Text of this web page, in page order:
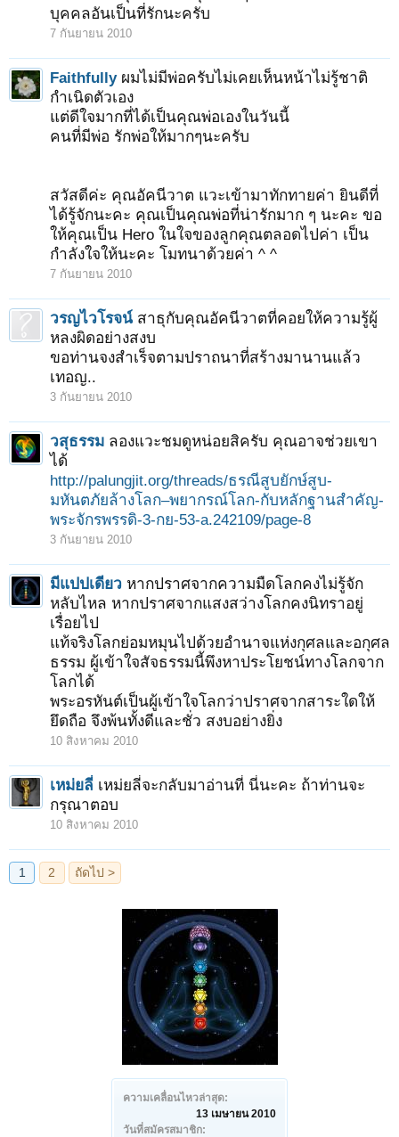
ความเคลื่อนไหวล่าสุด:
13 เมษายน 2010
วันที่สมัครสมาชิก:
บุคคลอันเป็นที่รักนะครับ
7 กันยายน 2010
Faithfully ผมไม่มีพ่อครับไม่เคยเห็นหน้าไม่รู้ชาติ
กำเนิดตัวเอง
แต่ดีใจมากที่ได้เป็นคุณพ่อเองในวันนี้
คนที่มีพ่อ รักพ่อให้มากๆนะครับ
สวัสดีค่ะ คุณอัคนีวาต แวะเข้ามาทักทายค่า ยินดีที่
ได้รู้จักนะคะ คุณเป็นคุณพ่อที่น่ารักมาก ๆ นะคะ ขอ
ให้คุณเป็น Hero ในใจของลูกคุณตลอดไปค่า เป็น
กำลังใจให้นะคะ โมทนาด้วยค่า ^ ^
7 กันยายน 2010
วรญไวโรจน์ สาธุกับคุณอัคนีวาตที่คอยให้ความรู้ผู้
หลงผิดอย่างสงบ
ขอท่านจงสำเร็จตามปราถนาที่สร้างมานานแล้ว
เทอญ..
3 กันยายน 2010
วสุธรรม ลองแวะชมดูหน่อยสิครับ คุณอาจช่วยเขา
ได้
http://palungjit.org/threads/ธรณีสูบยักษ์สูบ-
มหันตภัยล้างโลก–พยากรณ์โลก-กับหลักฐานสำคัญ-
พระจักรพรรดิ-3-กย-53-a.242109/page-8
3 กันยายน 2010
มีแปปเดียว หากปราศจากความมืดโลกคงไม่รู้จัก
หลับไหล หากปราศจากแสงสว่างโลกคงนิทราอยู่
เรื่อยไป
แท้จริงโลกย่อมหมุนไปด้วยอำนาจแห่งกุศลและอกุศล
ธรรม ผู้เข้าใจสัจธรรมนี้พึงหาประโยชน์ทางโลกจาก
โลกได้
พระอรหันต์เป็นผู้เข้าใจโลกว่าปราศจากสาระใดให้
ยึดถือ จึงพ้นทั้งดีและชั่ว สงบอย่างยิ่ง
10 สิงหาคม 2010
เหม่ยลี่ เหม่ยลี่จะกลับมาอ่านที่ นี่นะคะ ถ้าท่านจะ
กรุณาตอบ
10 สิงหาคม 2010